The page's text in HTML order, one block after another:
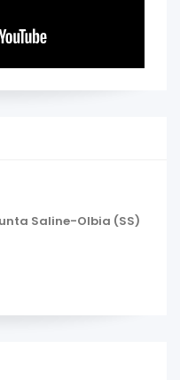
Saline-Olbia (SS)